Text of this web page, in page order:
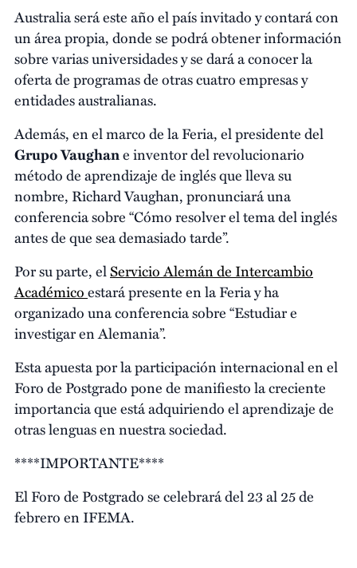
Australia será este año el país invitado y contará con
un área propia, donde se podrá obtener información
sobre varias universidades y se dará a conocer la
oferta de programas de otras cuatro empresas y
entidades australianas.
Además, en el marco de la Feria, el presidente del
Grupo Vaughane inventor del revolucionario
método de aprendizaje de inglés que lleva su
nombre, Richard Vaughan, pronunciará una
conferencia sobre “Cómo resolver el tema del inglés
antes de que sea demasiado tarde”.
Por su parte, elServicio Alemán de Intercambio
Académicoestará presente en la Feria y ha
organizado una conferencia sobre “Estudiar e
investigar en Alemania”.
Esta apuesta por la participación internacional en el
Foro de Postgrado pone de manifiesto la creciente
importancia que está adquiriendo el aprendizaje de
otras lenguas en nuestra sociedad.
****IMPORTANTE****
El Foro de Postgrado se celebrará del 23 al 25 de
febrero en IFEMA.